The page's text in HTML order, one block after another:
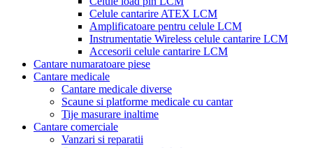
Celule cantarire ATEX LCM
Amplificatoare pentru celule LCM
Instrumentatie Wireless celule cantarire LCM
Accesorii celule cantarire LCM
Cantare numaratoare piese
Cantare medicale
Cantare medicale diverse
Scaune si platforme medicale cu cantar
Tije masurare inaltime
Cantare comerciale
Vanzari si reparatii